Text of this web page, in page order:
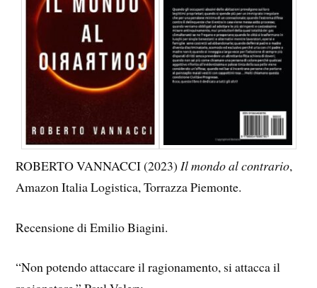
ROBERTO VANNACCI (2023) Il mondo al contrario,
Amazon Italia Logistica, Torrazza Piemonte.
Recensione di Emilio Biagini.
“Non potendo attaccare il ragionamento, si attacca il